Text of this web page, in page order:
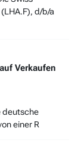
d/b/a
Verkaufen
deutsche
einer R